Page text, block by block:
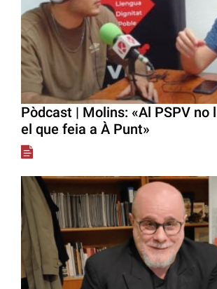
Pòdcast | Molins: «Al PSPV no
el que feia a À Punt»